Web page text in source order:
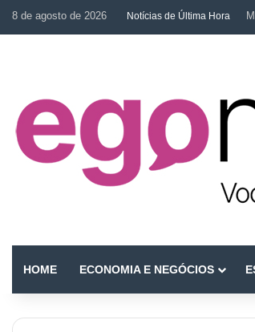
8 de agosto de 2026 Notícias de Última Hora
HOME ECONOMIA E NEGÓCIOS